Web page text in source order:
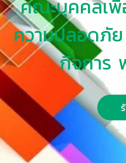
คณะบุคคลเพื่
ความปลอดภัย
กิจการ